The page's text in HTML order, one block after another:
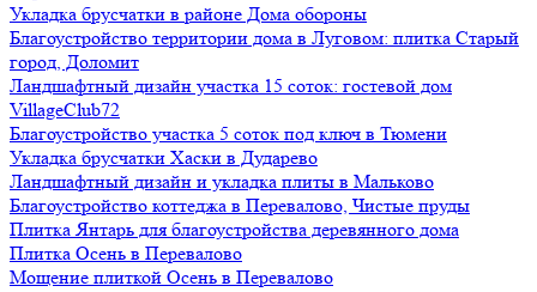
Укладка брусчатки в районе Дома обороны
Благоустройство территории дома в Луговом: плитка Старый
город, Доломит
Ландшафтный дизайн участка 15 соток: гостевой дом
VillageClub72
Благоустройство участка 5 соток под ключ в Тюмени
Укладка брусчатки Хаски в Дударево
Ландшафтный дизайн и укладка плиты в Мальково
Благоустройство коттеджа в Перевалово, Чистые пруды
Плитка Янтарь для благоустройства деревянного дома
Плитка Осень в Перевалово
Мощение плиткой Осень в Перевалово